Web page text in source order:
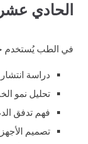
الحادي
في الطب يُستخدم
دراسة
تحليل نمو
فهم تدفق
تصميم